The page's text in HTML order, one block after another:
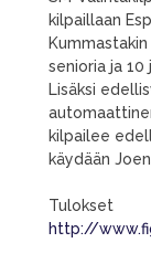
kilpaillaan
senioria ja 10
Lisäksi
kilpailee
käydään
Tulokset
http://